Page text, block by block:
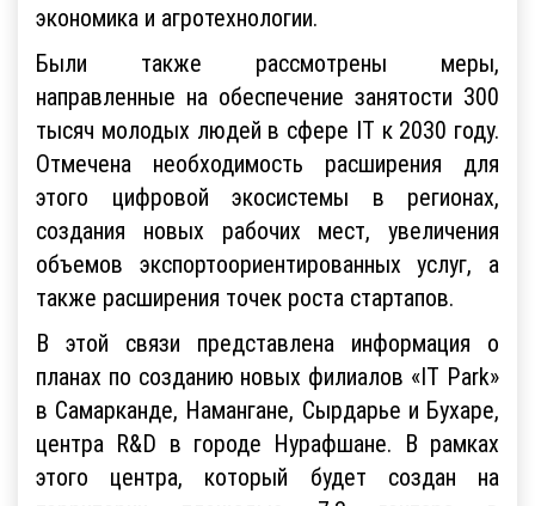
экономика и агротехнологии.
Были также рассмотрены меры,
направленные на обеспечение занятости 300
тысяч молодых людей в сфере IT к 2030 году.
Отмечена необходимость расширения для
этого цифровой экосистемы в регионах,
создания новых рабочих мест, увеличения
объемов экспортоориентированных услуг, а
также расширения точек роста стартапов.
В этой связи представлена информация о
планах по созданию новых филиалов «IT Park»
в Самарканде, Намангане, Сырдарье и Бухаре,
центра R&D в городе Нурафшане. В рамках
этого центра, который будет создан на